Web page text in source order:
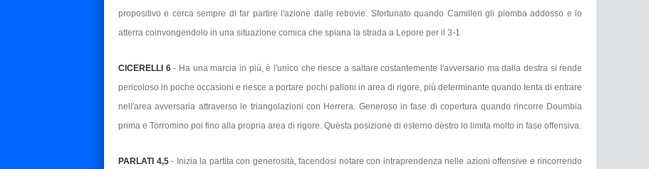
propositivo e cerca sempre di far partire l'azione dalle retrovie. Sfortunato quando Camilleri gli piomba addosso e lo
atterra coinvongendolo in una situazione comica che spiana la strada a Lepore per il 3-1
CICERELLI 6- Ha una marcia in più, è l'unico che riesce a saltare costantemente l'avversario ma dalla destra si rende
pericoloso in poche occasioni e riesce a portare pochi palloni in area di rigore, più determinante quando tenta di entrare
nell'area avversaria attraverso le triangolazioni con Herrera. Generoso in fase di copertura quando rincorre Doumbia
prima e Torromino poi fino alla propria area di rigore. Questa posizione di esterno destro lo limita molto in fase offensiva.
PARLATI 4,5- Inizia la partita con generosità, facendosi notare con intraprendenza nelle azioni offensive e rincorrendo